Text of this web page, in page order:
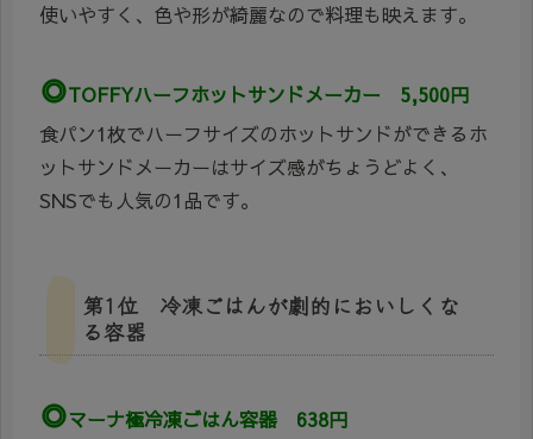
使いやすく、色や形が綺麗なので料理も映えます。
◎TOFFYハーフホットサンドメーカー 5,500円
食パン1枚でハーフサイズのホットサンドができるホ
ットサンドメーカーはサイズ感がちょうどよく、
SNSでも人気の1品です。
第1位 冷凍ごはんが劇的においしくな
る容器
◎マーナ極冷凍ごはん容器 638円